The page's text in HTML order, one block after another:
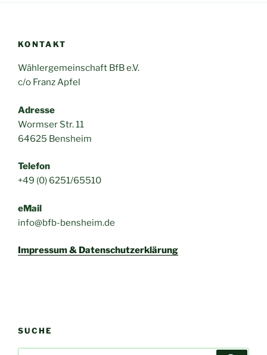
KONTAKT
Wählergemeinschaft BfB e.V.
c/o Franz Apfel
Adresse
Wormser Str. 11
64625 Bensheim
Telefon
+49 (0) 6251/65510
eMail
info@bfb-bensheim.de
Impressum & Datenschutzerklärung
SUCHE